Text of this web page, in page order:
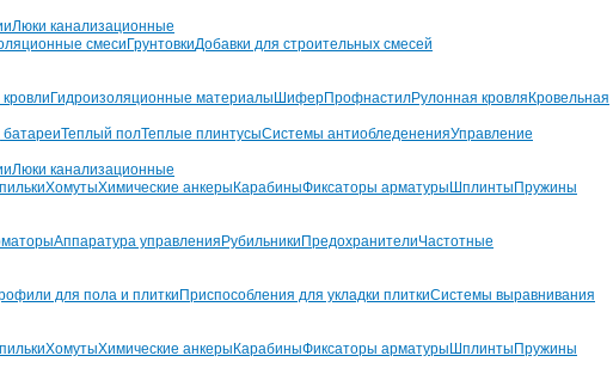
Люки канализационные
смеси ГрунтовкиДобавки для строительных смесей
Гидроизоляционные материалы ШиферПрофнастилРулонная кровля Кровельная
Теплый полТеплые плинтусыСистемы антиобледененияУправление
Люки канализационные
ХомутыХимические анкеры КарабиныФиксаторы арматуры Шплинты Пружины
Аппаратура управления Рубильники ПредохранителиЧастотные
для пола и плитки Приспособления для укладки плиткиСистемы выравнивания
ХомутыХимические анкеры КарабиныФиксаторы арматуры Шплинты Пружины